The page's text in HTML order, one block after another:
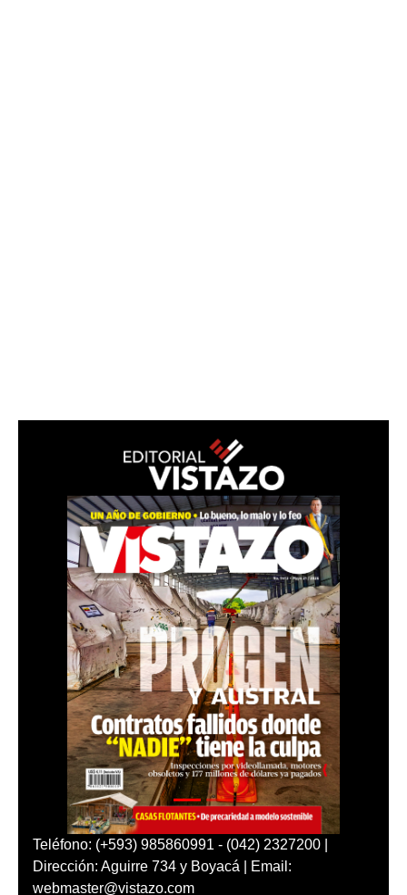
Teléfono: (+593) 985860991 - (042) 2327200 |
Dirección: Aguirre 734 y Boyacá | Email:
webmaster@vistazo.com